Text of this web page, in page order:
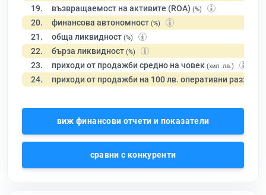
19. възвращаемост на активите (ROA) (%)
20. финансова автономност (%)
21. обща ликвидност (%)
22. бърза ликвидност (%)
23. приходи от продажби средно на човек (хил. лв.)
24. приходи от продажби на 100 лв. оперативни разходи
виж финансови отчети и показатели
сравни с конкуренти